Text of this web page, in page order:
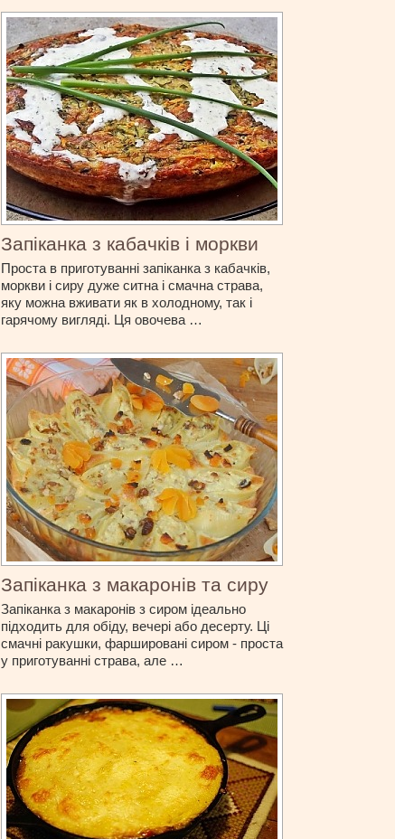
Запіканка з кабачків і моркви
Проста в приготуванні запіканка з кабачків,
моркви і сиру дуже ситна і смачна страва,
яку можна вживати як в холодному, так і
гарячому вигляді. Ця овочева …
Запіканка з макаронів та сиру
Запіканка з макаронів з сиром ідеально
підходить для обіду, вечері або десерту. Ці
смачні ракушки, фаршировані сиром - проста
у приготуванні страва, але …